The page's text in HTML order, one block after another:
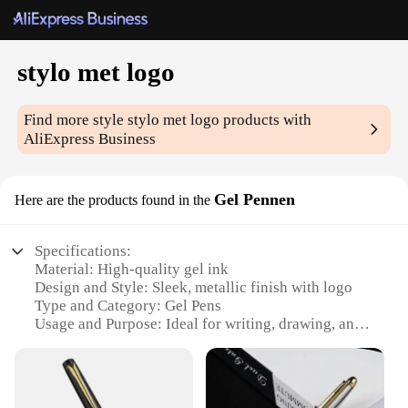
stylo met logo
Find more stylestylo met logo products with
AliExpress Business
Here are the products found in the Gel Pennen
Specifications:
Material: High-quality gel ink
Design and Style: Sleek, metallic finish with logo
Type and Category: Gel Pens
Usage and Purpose: Ideal for writing, drawing, and
Performance and Property: Smooth, consistent ink
Quantity: Available in sets